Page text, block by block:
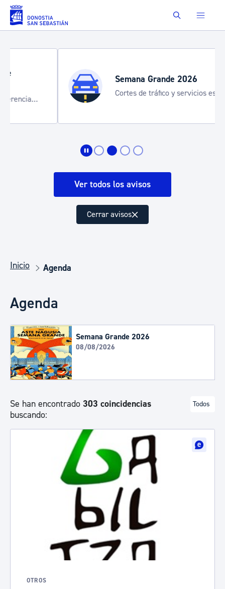
Saltar al contenido principal Buscar
Semana Grande 2026
Cortes de tráfico y servicios especiales
de transporte
Ver todos los avisos
Cerrar avisos
Inicio Agenda
Agenda
Semana Grande 2026
08/08/2026
Se han encontrado 303 coincidencias
buscando:
Todos
OTROS